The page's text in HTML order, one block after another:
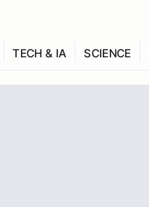
TECH & IA SCIENCE